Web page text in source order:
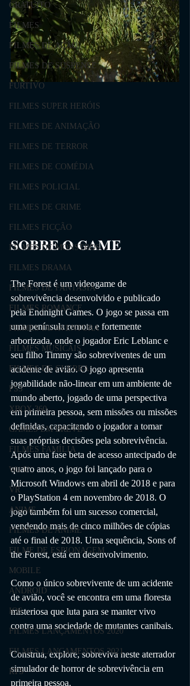
GRATUITO
FILMES
FILMES DE AÇÃO
FILMES DE SUSPENSE
FURTIVO
FILMES SUPER HERÓIS
FILMES DE ANIMAÇÃO
FILMES DE TERROR
FILMES DE COMÉDIA
FILMES POLICIAL
FILMES DE CRIME
FILMES FICÇÃO
FILMES DE MONSTROS
FILMES DRAMA
FILMES DE FANTASIA
FILMES ROMANCE
FILMES DE AVENTURA
FILMES MUSICAIS
FILMES DE GUERRA
PS3
XBOX 360
GAMES EM BREVE
FILMES FAMÍLIA
Wii U
VR
ANIME
FILMES DE ANIME
FILME DE ESPIONAGEM
MOBILE
ANDROID
IOS
FILMES LANÇAMENTOS 2020
FILMES LANÇAMENTOS 2021
RTS
SOBRE O GAME
The Forest é um videogame de
sobrevivência desenvolvido e publicado
pela Endnight Games. O jogo se passa em
uma península remota e fortemente
arborizada, onde o jogador Eric Leblanc e
seu filho Timmy são sobreviventes de um
acidente de avião. O jogo apresenta
jogabilidade não-linear em um ambiente de
mundo aberto, jogado de uma perspectiva
em primeira pessoa, sem missões ou missões
definidas, capacitando o jogador a tomar
suas próprias decisões pela sobrevivência.
Após uma fase beta de acesso antecipado de
quatro anos, o jogo foi lançado para o
Microsoft Windows em abril de 2018 e para
o PlayStation 4 em novembro de 2018. O
jogo também foi um sucesso comercial,
vendendo mais de cinco milhões de cópias
até o final de 2018. Uma sequência, Sons of
the Forest, está em desenvolvimento.
Como o único sobrevivente de um acidente
de avião, você se encontra em uma floresta
misteriosa que luta para se manter vivo
contra uma sociedade de mutantes canibais.
Construa, explore, sobreviva neste aterrador
simulador de horror de sobrevivência em
primeira pessoa.